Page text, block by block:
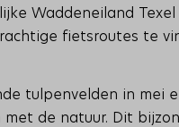
Waddeneiland
fietsroutes te
tulpenvelden in mei
met de natuur. Dit